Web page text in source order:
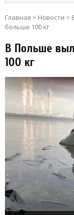
Главная > Новости >
больше 100 кг
В Польше
100 кг